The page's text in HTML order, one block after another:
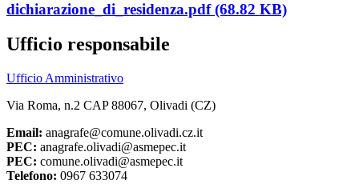
dichiarazione_di_residenza.pdf (68.82 KB)
Ufficio responsabile
Ufficio Amministrativo
Via Roma, n.2 CAP 88067, Olivadi (CZ)
Email: anagrafe@comune.olivadi.cz.it
PEC: anagrafe.olivadi@asmepec.it
PEC: comune.olivadi@asmepec.it
Telefono: 0967 633074